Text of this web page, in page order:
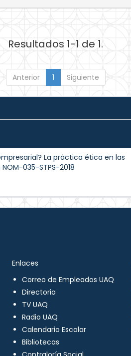
Resultados 1-1 de 1.
Anterior 1 Siguiente
La práctica ética en las
035-STPS-2018
Enlaces
Correo de Empleados UAQ
Directorio
TV UAQ
Radio UAQ
Calendario Escolar
Bibliotecas